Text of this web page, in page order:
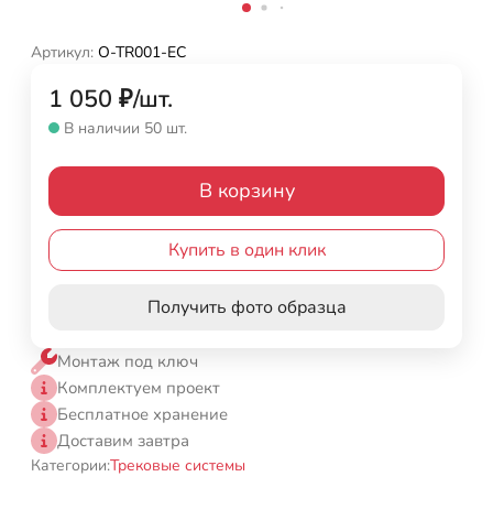
Артикул: O-TR001-EC
1 050 ₽/шт.
В наличии 50 шт.
В корзину
Купить в один клик
Получить фото образца
Монтаж под ключ
Комплектуем проект
Бесплатное хранение
Доставим завтра
Категории:Трековые системы